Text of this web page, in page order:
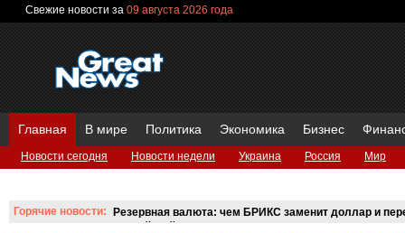
Свежие новости за 09 августа 2026 года
Главная
Новости сегодня Новости недели Украина Россия
Мир
В мире Политика Экономика Бизнес
Горячие новости:
Резервная валюта: чем БРИКС заменит доллар и